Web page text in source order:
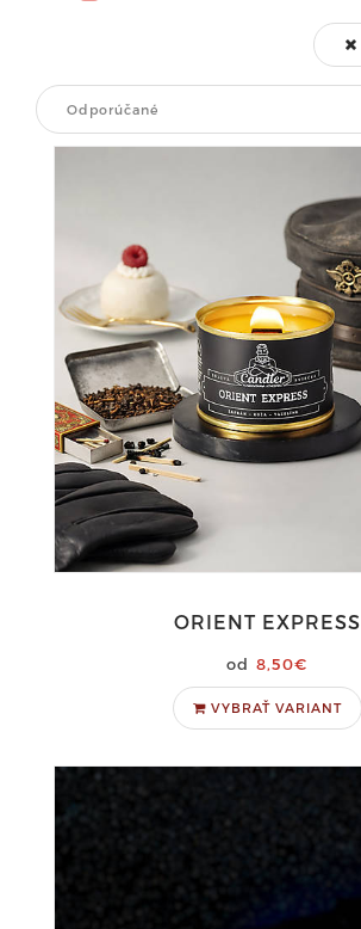
Odporúčané
ORIENT EXPRESS
8,50€
VYBRAŤ VARIANT